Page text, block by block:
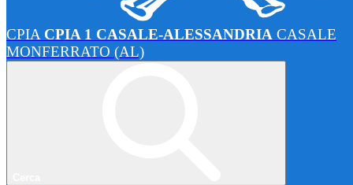
CPIA CPIA 1 CASALE-ALESSANDRIA CASALE
MONFERRATO (AL)